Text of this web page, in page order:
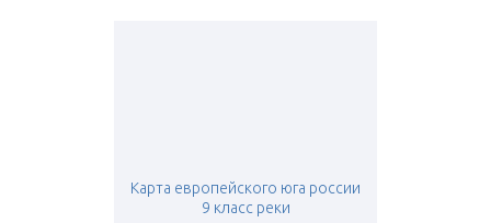
Карта европейского юга россии
9 класс реки